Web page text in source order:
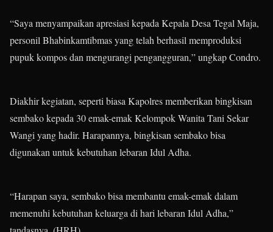
“Saya menyampaikan apresiasi kepada Kepala Desa Tegal Maja,
personil Bhabinkamtibmas yang telah berhasil memproduksi
pupuk kompos dan mengurangi pengangguran,” ungkap Condro.
Diakhir kegiatan, seperti biasa Kapolres memberikan bingkisan
sembako kepada 30 emak-emak Kelompok Wanita Tani Sekar
Wangi yang hadir. Harapannya, bingkisan sembako bisa
digunakan untuk kebutuhan lebaran Idul Adha.
“Harapan saya, sembako bisa membantu emak-emak dalam
memenuhi kebutuhan keluarga di hari lebaran Idul Adha,”